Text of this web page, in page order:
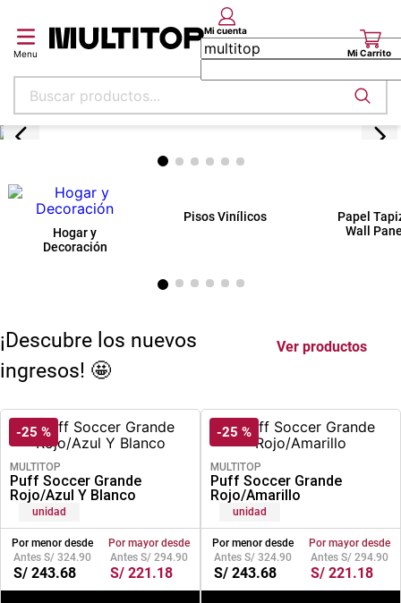
Buscar productos...
¡Descubre los nuevos
ingresos! 🤩
Ver productos
-25 %
MULTITOP
Puff Soccer Grande
Rojo/Azul Y Blanco
unidad
Por menor desde
S/ 324.90
S/ 243.68
Por mayor desde
S/ 294.90
S/ 221.18
-25 %
MULTITOP
Puff Soccer Grande
Rojo/Amarillo
unidad
Por menor desde
S/ 324.90
S/ 243.68
Por mayor desde
S/ 294.90
S/ 221.18